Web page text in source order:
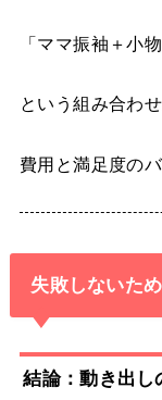
「ママ振袖＋小
という組み合わ
費用と満足度の
失敗しないた
結論：動き出し